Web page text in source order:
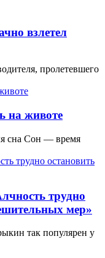
взлетел
пролетевшего
на животе
сна Сон — время
трудно
мер»
так популярен у